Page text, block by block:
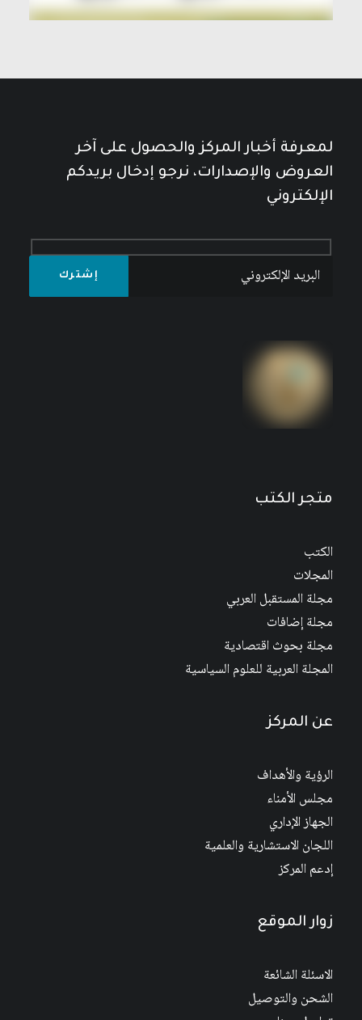
لمعرفة أخبار المركز والحصول على آخر
العروض والإصدارات، نرجو إدخال بريدكم
الإلكتروني
متجر الكتب
الكتب
المجلات
مجلة المستقبل العربي
مجلة إضافات
مجلة بحوث اقتصادية
المجلة العربية للعلوم السياسية
عن المركز
الرؤية والأهداف
مجلس الأمناء
الجهاز الإداري
اللجان الاستشارية والعلمية
إدعم المركز
زوار الموقع
الاسئلة الشائعة
الشحن والتوصيل